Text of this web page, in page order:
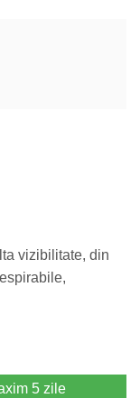
vizibilitate, din
5 zile